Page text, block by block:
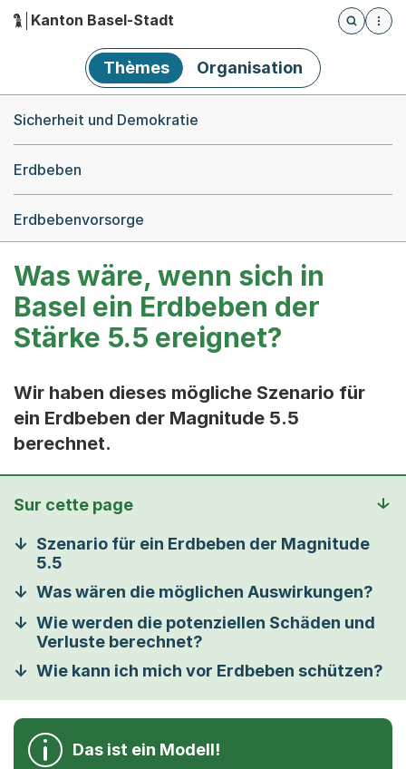
Hauptnavigation
Kanton Basel-Stadt
Öffnet
Thèmes Organisation
Sicherheit und Demokratie
Erdbeben
Erdbebenvorsorge
Was wäre, wenn sich in
Basel ein Erdbeben der
Stärke 5.5 ereignet?
Wir haben dieses mögliche Szenario für
ein Erdbeben der Magnitude 5.5
berechnet.
Sur cette page
Szenario für ein Erdbeben der Magnitude
5.5
Was wären die möglichen Auswirkungen?
Wie werden die potenziellen Schäden und
Verluste berechnet?
Wie kann ich mich vor Erdbeben schützen?
Das ist ein Modell!